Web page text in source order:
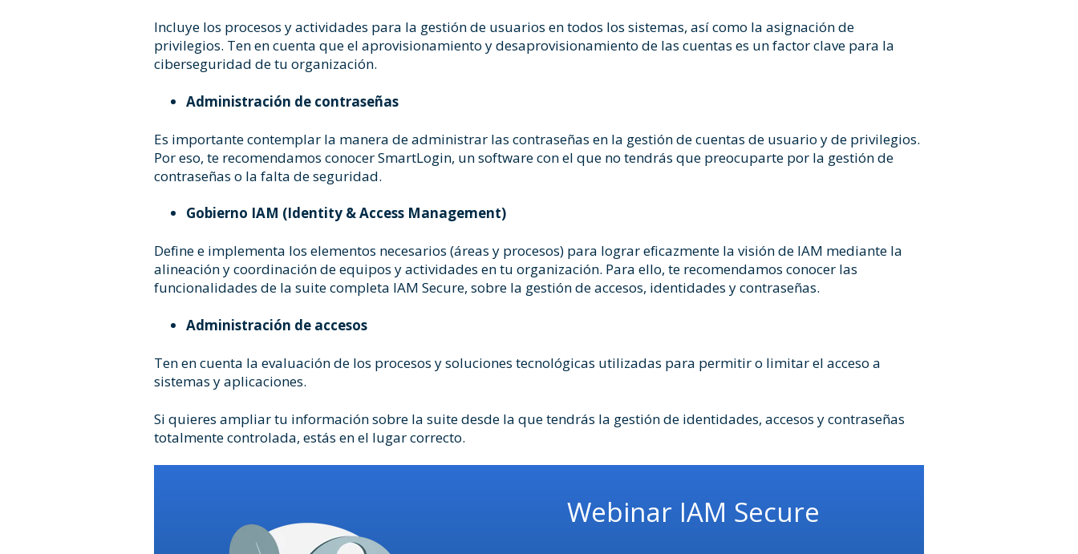
Incluye los procesos y actividades para la gestión de usuarios en todos los sistemas, así como la asignación de
privilegios. Ten en cuenta que el aprovisionamiento y desaprovisionamiento de las cuentas es un factor clave para la
ciberseguridad de tu organización.
Administración de contraseñas
Es importante contemplar la manera de administrar las contraseñas en la gestión de cuentas de usuario y de privilegios.
Por eso, te recomendamos conocerSmartLogin, un software con el que no tendrás que preocuparte por la gestión de
contraseñas o la falta de seguridad.
Gobierno IAM (Identity & Access Management)
Define e implementa los elementos necesarios (áreas y procesos) para lograr eficazmente la visión de IAM mediante la
alineación y coordinación de equipos y actividades en tu organización. Para ello, te recomendamos conocer las
funcionalidades de la suite completa IAM Secure, sobre la gestión de accesos, identidades y contraseñas.
Administración de accesos
Ten en cuenta la evaluación de los procesos y soluciones tecnológicas utilizadas para permitir o limitar el acceso a
sistemas y aplicaciones.
Si quieres ampliar tu información sobre la suite desde la que tendrás la gestión de identidades, accesos y contraseñas
totalmente controlada, estás en el lugar correcto.
Webinar IAM Secure